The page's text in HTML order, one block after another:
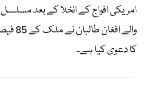
امریکی افواج کے انخلا کے بعد
والے
کا دعوی کیا ہے۔